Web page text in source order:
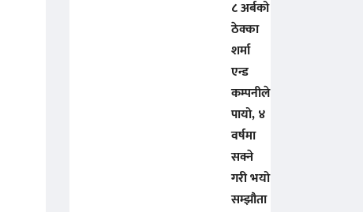
८ अर्बको
ठेक्का
शर्मा
एन्ड
कम्पनीले
पायो, ४
वर्षमा
सक्ने
गरी भयो
सम्झौता